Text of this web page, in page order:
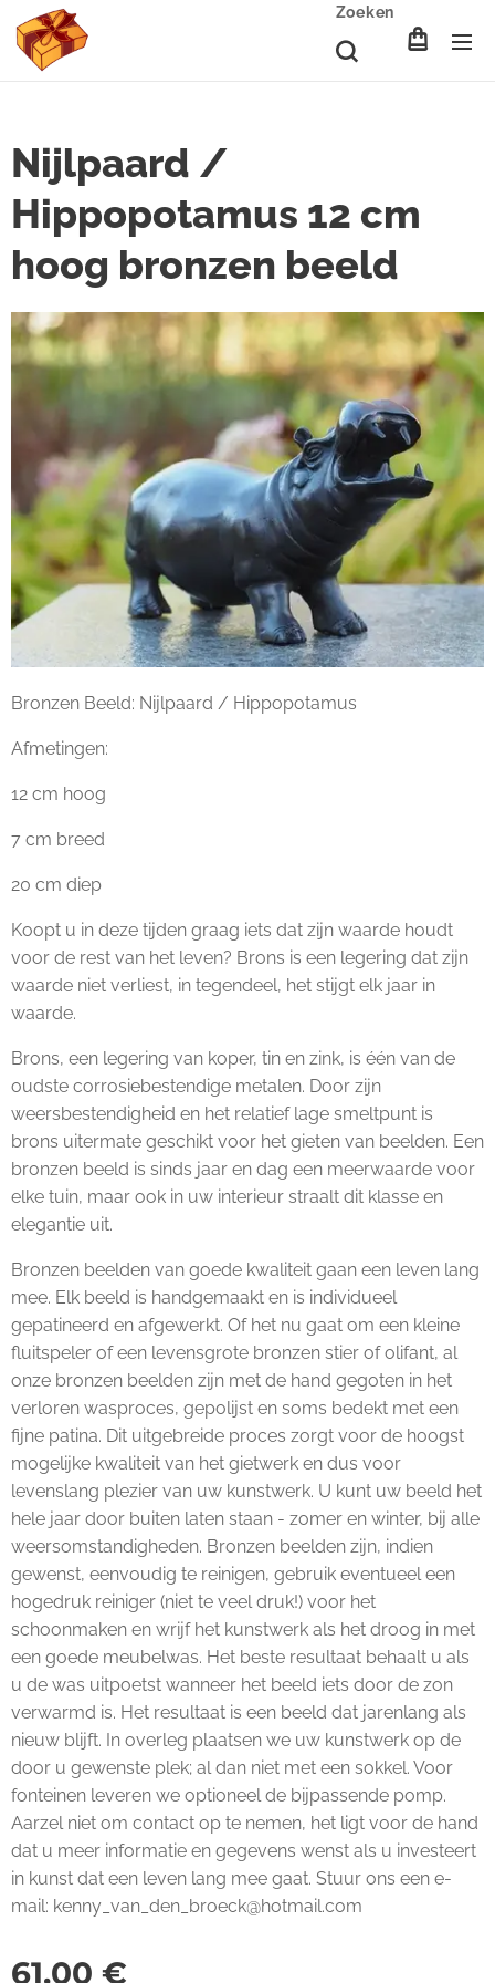
Zoeken
Nijlpaard /
Hippopotamus 12 cm
hoog bronzen beeld
Bronzen Beeld: Nijlpaard / Hippopotamus
Afmetingen:
12 cm hoog
7 cm breed
20 cm diep
Koopt u in deze tijden graag iets dat zijn waarde houdt
voor de rest van het leven? Brons is een legering dat zijn
waarde niet verliest, in tegendeel, het stijgt elk jaar in
waarde.
Brons, een legering van koper, tin en zink, is één van de
oudste corrosiebestendige metalen. Door zijn
weersbestendigheid en het relatief lage smeltpunt is
brons uitermate geschikt voor het gieten van beelden. Een
bronzen beeld is sinds jaar en dag een meerwaarde voor
elke tuin, maar ook in uw interieur straalt dit klasse en
elegantie uit.
Bronzen beelden van goede kwaliteit gaan een leven lang
mee. Elk beeld is handgemaakt en is individueel
gepatineerd en afgewerkt. Of het nu gaat om een kleine
fluitspeler of een levensgrote bronzen stier of olifant, al
onze bronzen beelden zijn met de hand gegoten in het
verloren wasproces, gepolijst en soms bedekt met een
fijne patina. Dit uitgebreide proces zorgt voor de hoogst
mogelijke kwaliteit van het gietwerk en dus voor
levenslang plezier van uw kunstwerk. U kunt uw beeld het
hele jaar door buiten laten staan - zomer en winter, bij alle
weersomstandigheden. Bronzen beelden zijn, indien
gewenst, eenvoudig te reinigen, gebruik eventueel een
hogedruk reiniger (niet te veel druk!) voor het
schoonmaken en wrijf het kunstwerk als het droog in met
een goede meubelwas. Het beste resultaat behaalt u als
u de was uitpoetst wanneer het beeld iets door de zon
verwarmd is. Het resultaat is een beeld dat jarenlang als
nieuw blijft. In overleg plaatsen we uw kunstwerk op de
door u gewenste plek; al dan niet met een sokkel. Voor
fonteinen leveren we optioneel de bijpassende pomp.
Aarzel niet om contact op te nemen, het ligt voor de hand
dat u meer informatie en gegevens wenst als u investeert
in kunst dat een leven lang mee gaat. Stuur ons een e-
mail: kenny_van_den_broeck@hotmail.com
61,00 €